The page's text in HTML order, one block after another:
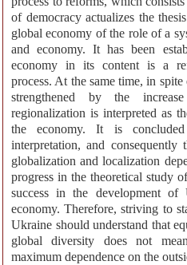
of democracy actualizes the
global economy of the role of a
and economy. It has been
economy in its content is a
process. At the same time, in
strengthened by the
regionalization is interpreted as
the economy. It is
interpretation, and
globalization and localization
progress in the theoretical study
success in the development
economy. Therefore, striving to
Ukraine should understand that
global diversity does not
maximum dependence on the